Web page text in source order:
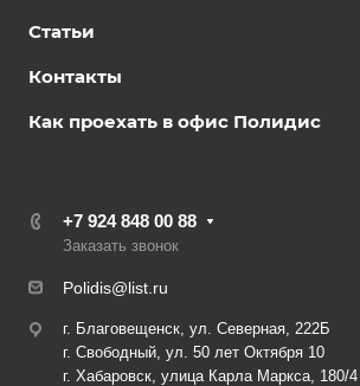
Статьи
Контакты
Как проехать в офис Полидис
+7 924 848 00 88
Заказать звонок
Polidis@list.ru
г. Благовещенск, ул. Северная, 222Б
г. Свободный, ул. 50 лет Октября 10
г. Хабаровск, улица Карла Маркса, 180/4